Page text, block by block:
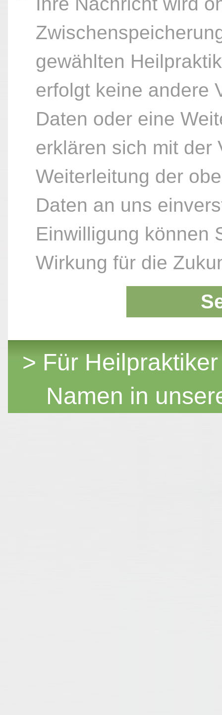
gewählten
erfolgt keine andere
Daten oder eine
erklären sich mit der
Weiterleitung der
Daten an uns
Einwilligung können
Wirkung für die
> Für
Namen in